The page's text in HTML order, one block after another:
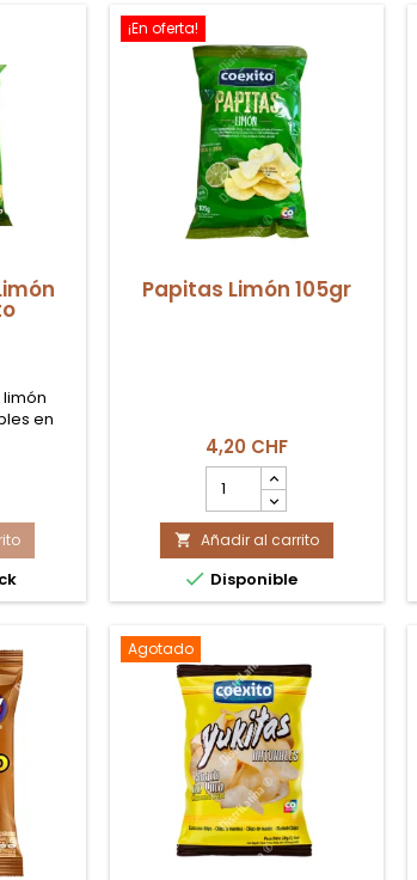
en
toque
¡En oferta!
Papitas Limón 105gr
4,20 CHF
cantidad
del
producto
Papitas
Limón
105gr
 Añadir al carrito
 Disponible
Agotado